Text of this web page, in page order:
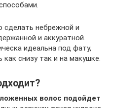
сделать небрежной и
и аккуратной.
идеальна под фату,
снизу так и на макушке.
волос подойдет